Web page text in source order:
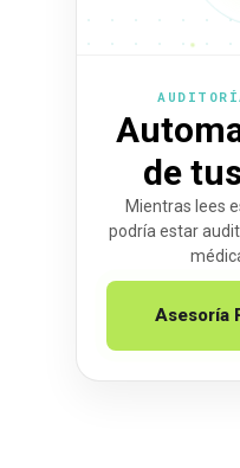
de
Mientras lees
podría estar
Asesoría